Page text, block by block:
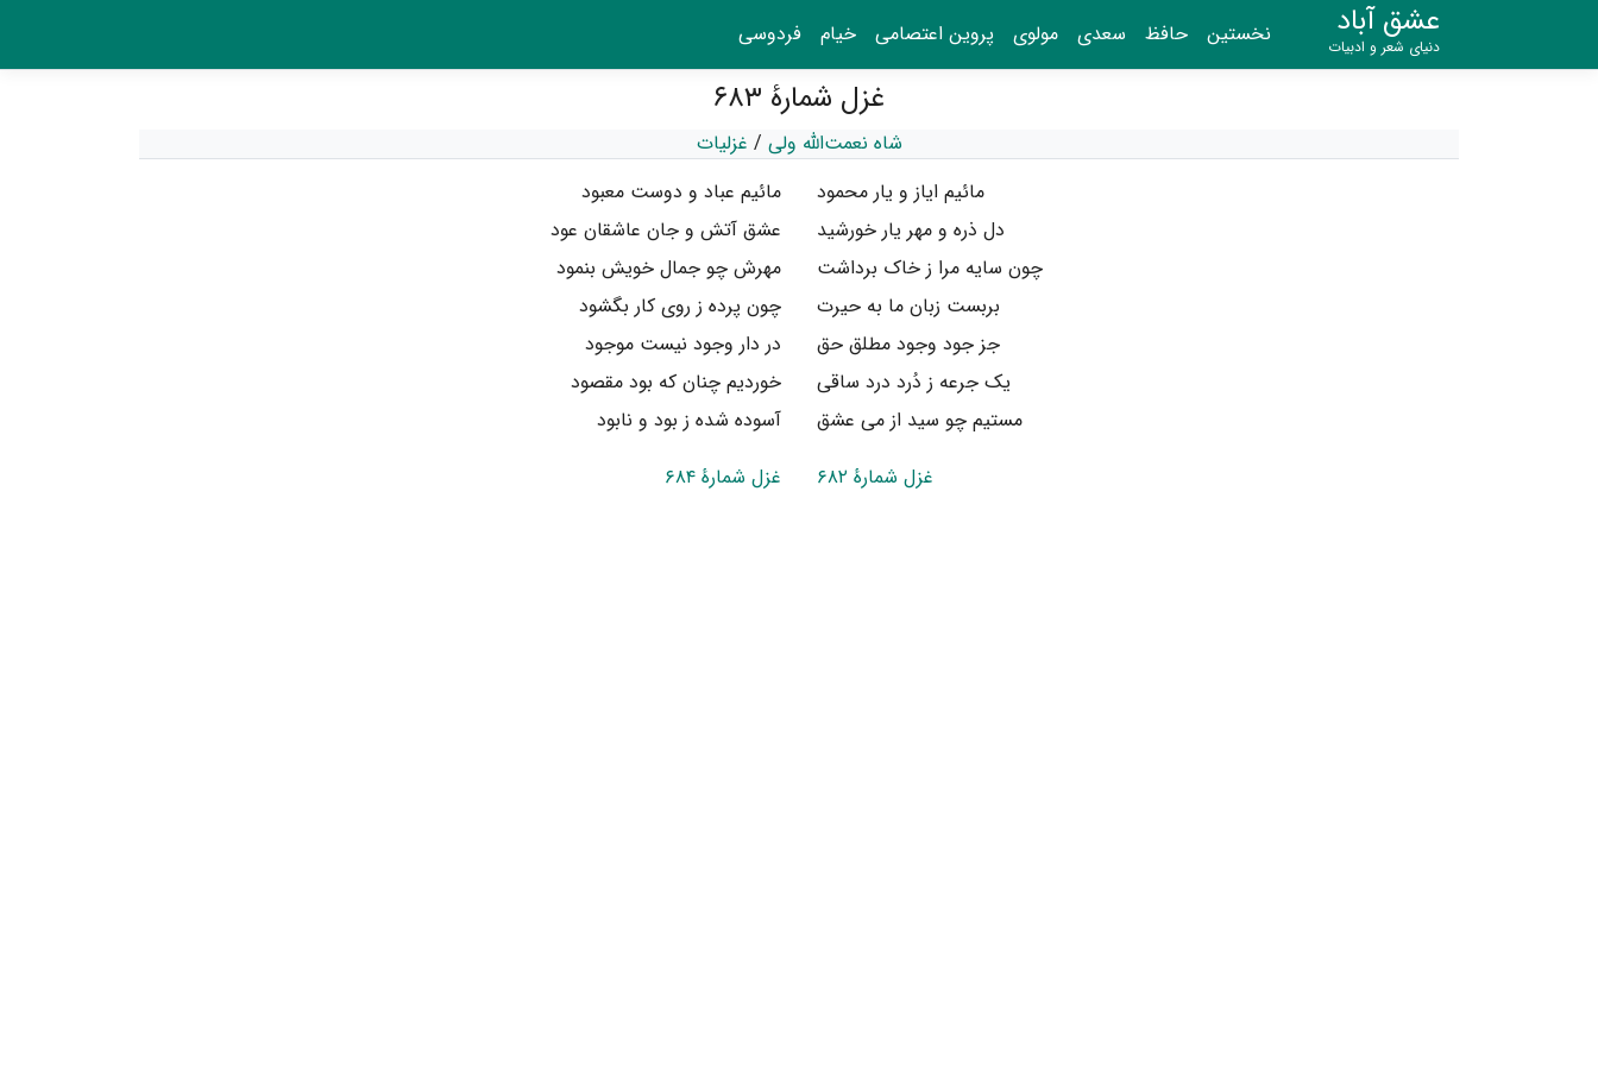
عشق آباد
دنیای شعر و ادبیات نخستین حافظ سعدی مولوی پروین اعتصامی خیام فردوسی
غزل شمارهٔ ۶۸۳
شاه نعمت‌الله ولی / غزلیات
مائیم ایاز و یار محمود
مائیم عباد و دوست معبود
دل ذره و مهر یار خورشید
عشق آتش و جان عاشقان عود
چون سایه مرا ز خاک برداشت
مهرش چو جمال خویش بنمود
بربست زبان ما به حیرت
چون پرده ز روی کار بگشود
جز جود وجود مطلق حق
در دار وجود نیست موجود
یک جرعه ز دُرد درد ساقی
خوردیم چنان که بود مقصود
مستیم چو سید از می عشق
آسوده شده ز بود و نابود
غزل شمارهٔ ۶۸۲
غزل شمارهٔ ۶۸۴